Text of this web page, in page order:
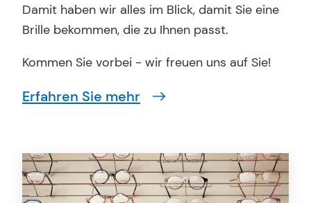
Damit haben wir alles im Blick, damit Sie eine
Brille bekommen, die zu Ihnen passt.
Kommen Sie vorbei - wir freuen uns auf Sie!
Erfahren Sie mehr